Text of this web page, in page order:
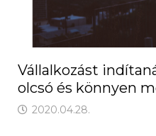
Vállalkozást
olcsó és könnyen
2020.04.28.